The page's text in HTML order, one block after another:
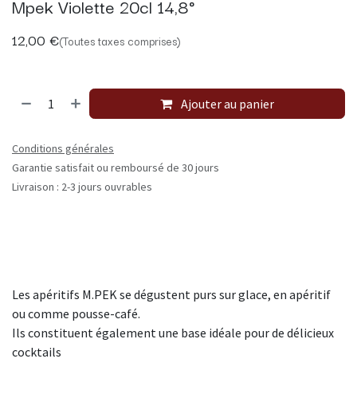
Mpek Violette 20cl 14,8°
12,00 €(Toutes taxes comprises)
Ajouter au panier
Conditions générales
Garantie satisfait ou remboursé de 30 jours
Livraison : 2-3 jours ouvrables
Les apéritifs M.PEK se dégustent purs sur glace, en apéritif
ou comme pousse-café.
Ils constituent également une base idéale pour de délicieux
cocktails